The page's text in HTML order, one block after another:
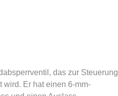
das zur Steuerung
wird. Er hat einen 6-mm-